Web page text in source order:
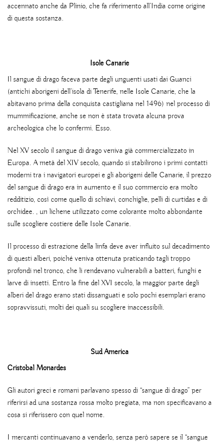
accennato anche da Plinio, che fa riferimento all’India come origine
di questa sostanza.
Isole Canarie
Il sangue di drago faceva parte degli unguenti usati dai Guanci
(antichi aborigeni dell’isola di Tenerife, nelle Isole Canarie, che la
abitavano prima della conquista castigliana nel 1496) nel processo di
mummificazione, anche se non è stata trovata alcuna prova
archeologica che lo confermi. Esso.
Nel XV secolo il sangue di drago veniva già commercializzato in
Europa. A metà del XIV secolo, quando si stabilirono i primi contatti
moderni tra i navigatori europei e gli aborigeni delle Canarie, il prezzo
del sangue di drago era in aumento e il suo commercio era molto
redditizio, così come quello di schiavi, conchiglie, pelli di curtidas e di
orchidee. , un lichene utilizzato come colorante molto abbondante
sulle scogliere costiere delle Isole Canarie.
Il processo di estrazione della linfa deve aver influito sul decadimento
di questi alberi, poiché veniva ottenuta praticando tagli troppo
profondi nel tronco, che li rendevano vulnerabili a batteri, funghi e
larve di insetti. Entro la fine del XVI secolo, la maggior parte degli
alberi del drago erano stati dissanguati e solo pochi esemplari erano
sopravvissuti, molti dei quali su scogliere inaccessibili.
Sud America
Cristobal Monardes
Gli autori greci e romani parlavano spesso di “sangue di drago” per
riferirsi ad una sostanza rossa molto pregiata, ma non specificavano a
cosa si riferissero con quel nome.
I mercanti continuavano a venderlo, senza però sapere se il “sangue